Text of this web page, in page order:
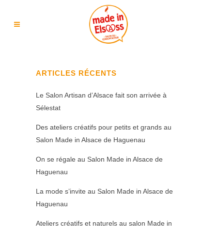
ARTICLES RÉCENTS
Le Salon Artisan d’Alsace fait son arrivée à
Sélestat
Des ateliers créatifs pour petits et grands au
Salon Made in Alsace de Haguenau
On se régale au Salon Made in Alsace de
Haguenau
La mode s’invite au Salon Made in Alsace de
Haguenau
Ateliers créatifs et naturels au salon Made in